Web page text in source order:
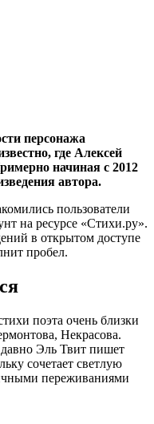
персонажа
где Алексей
начиная с 2012
автора.
пользователи
на ресурсе «Стихи.ру».
в открытом доступе
пробел.
поэта очень близки
Некрасова.
Эль Твит пишет
сочетает светлую
переживаниями